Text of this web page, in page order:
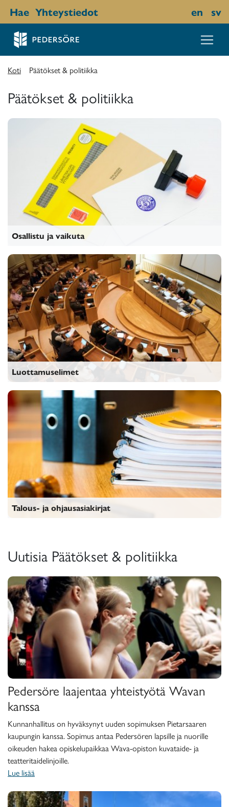
Hae Yhteystiedot en sv
Koti Päätökset & politiikka
Päätökset & politiikka
Osallistu ja vaikuta
Luottamuselimet
Talous- ja ohjausasiakirjat
Uutisia Päätökset & politiikka
Pedersöre laajentaa yhteistyötä
Pedersöre laajentaa yhteistyötä Wavan
kanssa
Kunnanhallitus on hyväksynyt uuden sopimuksen Pietarsaaren
kaupungin kanssa. Sopimus antaa Pedersören lapsille ja nuorille
oikeuden hakea opiskelupaikkaa Wava-opiston kuvataide- ja
teatteritaidelinjoille.
Lue lisää